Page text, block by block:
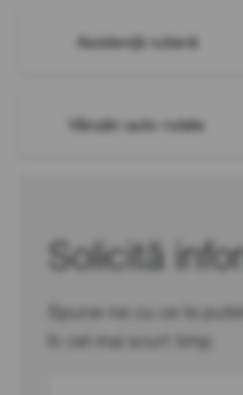
Asistență rutieră
Vânzări auto rulate
Solicită
Spune-ne cu ce te
în cel mai scurt timp